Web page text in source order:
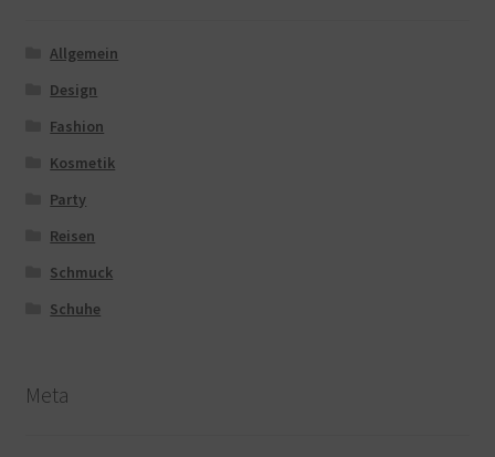
Allgemein
Design
Fashion
Kosmetik
Party
Reisen
Schmuck
Schuhe
Meta